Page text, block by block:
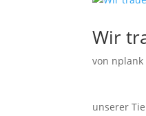
Wir
von nplank
unserer